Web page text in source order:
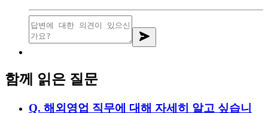
함께 읽은 질문
Q. 해외영업 직무에 대해 자세히 알고 싶습니